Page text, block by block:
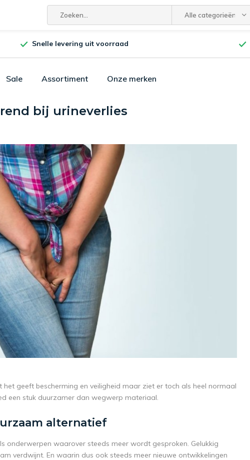
Alle categorieën
Snelle levering uit voorraad
Sale Assortiment Onze merken
bij urineverlies
geeft bescherming en veiligheid maar ziet er toch als heel normaal
een stuk duurzamer dan wegwerp materiaal.
alternatief
onderwerpen waarover steeds meer wordt gesproken. Gelukkig
verdwijnt. En waarin dus ook steeds meer nieuwe ontwikkelingen